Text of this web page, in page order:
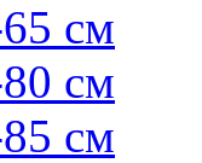
см
см
см